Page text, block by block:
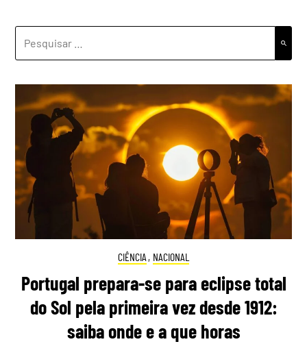
CIÊNCIA , NACIONAL
Portugal prepara-se para eclipse total
do Sol pela primeira vez desde 1912:
saiba onde e a que horas